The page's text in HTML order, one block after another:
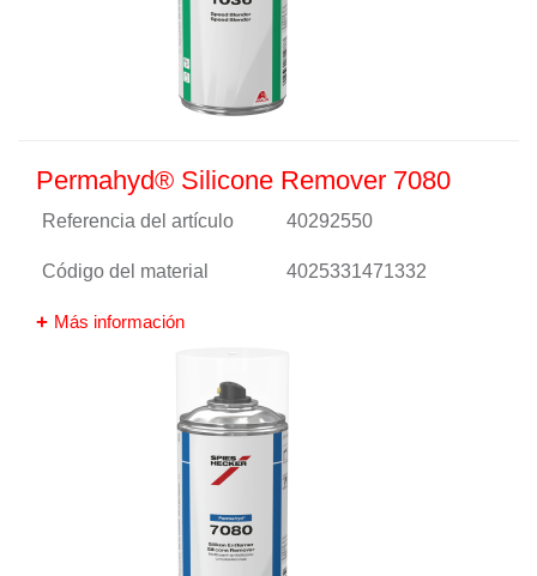
Permahyd® Silicone Remover 7080
Referencia del artículo 40292550
Código del material 4025331471332
Más información